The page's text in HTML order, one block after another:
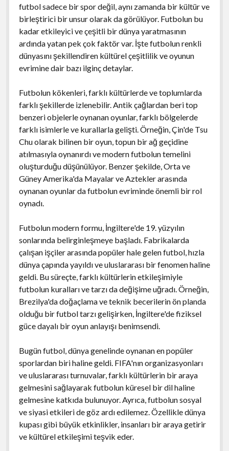
futbol sadece bir spor değil, aynı zamanda bir kültür ve
birleştirici bir unsur olarak da görülüyor. Futbolun bu
kadar etkileyici ve çeşitli bir dünya yaratmasının
ardında yatan pek çok faktör var. İşte futbolun renkli
dünyasını şekillendiren kültürel çeşitlilik ve oyunun
evrimine dair bazı ilginç detaylar.
Futbolun kökenleri, farklı kültürlerde ve toplumlarda
farklı şekillerde izlenebilir. Antik çağlardan beri top
benzeri objelerle oynanan oyunlar, farklı bölgelerde
farklı isimlerle ve kurallarla gelişti. Örneğin, Çin'de Tsu
Chu olarak bilinen bir oyun, topun bir ağ geçidine
atılmasıyla oynanırdı ve modern futbolun temelini
oluşturduğu düşünülüyor. Benzer şekilde, Orta ve
Güney Amerika'da Mayalar ve Aztekler arasında
oynanan oyunlar da futbolun evriminde önemli bir rol
oynadı.
Futbolun modern formu, İngiltere'de 19. yüzyılın
sonlarında belirginleşmeye başladı. Fabrikalarda
çalışan işçiler arasında popüler hale gelen futbol, hızla
dünya çapında yayıldı ve uluslararası bir fenomen haline
geldi. Bu süreçte, farklı kültürlerin etkileşimiyle
futbolun kuralları ve tarzı da değişime uğradı. Örneğin,
Brezilya'da doğaçlama ve teknik becerilerin ön planda
olduğu bir futbol tarzı gelişirken, İngiltere'de fiziksel
güce dayalı bir oyun anlayışı benimsendi.
Bugün futbol, dünya genelinde oynanan en popüler
sporlardan biri haline geldi. FIFA'nın organizasyonları
ve uluslararası turnuvalar, farklı kültürlerin bir araya
gelmesini sağlayarak futbolun küresel bir dil haline
gelmesine katkıda bulunuyor. Ayrıca, futbolun sosyal
ve siyasi etkileri de göz ardı edilemez. Özellikle dünya
kupası gibi büyük etkinlikler, insanları bir araya getirir
ve kültürel etkileşimi teşvik eder.